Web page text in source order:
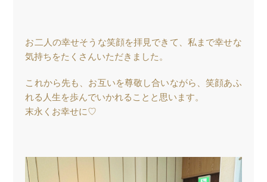
お二人の幸せそうな笑顔を拝見できて、私まで幸せな
気持ちをたくさんいただきました。
これから先も、お互いを尊敬し合いながら、笑顔あふ
れる人生を歩んでいかれることと思います。
末永くお幸せに♡